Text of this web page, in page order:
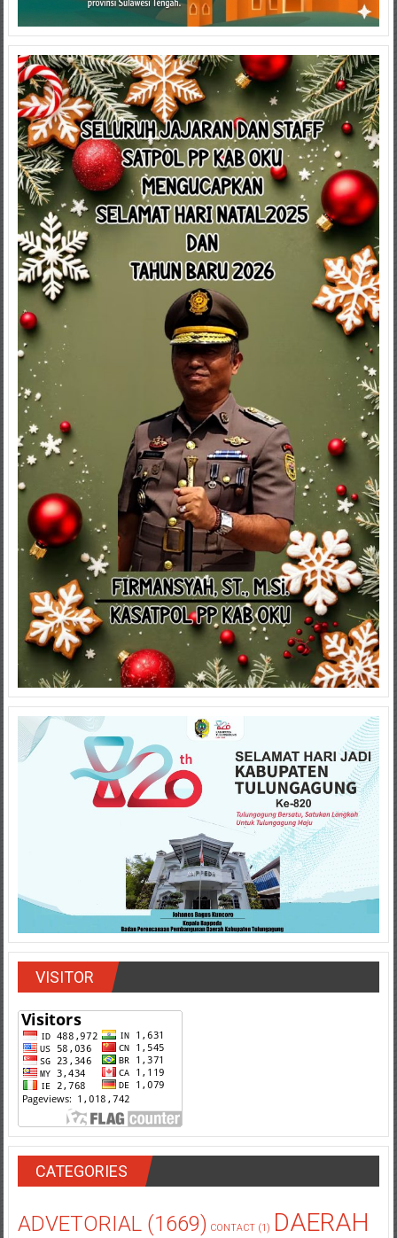
VISITOR
CATEGORIES
ADVETORIAL(1669) CONTACT(1) DAERAH